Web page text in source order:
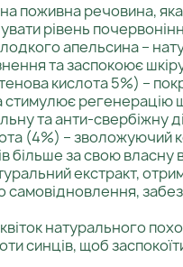
поживна речовина, яка
рівень
апельсина –
та заспокоює
кислота 5%) –
стимулює регенерацію
та анти-свербіжну
(4%) – зволожуючий
більше за свою власну
екстракт,
самовідновлення,
натурального
синців, щоб